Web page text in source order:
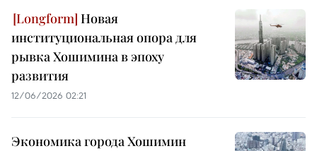
Новая
институциональная опора для
рывка Хошимина в эпоху
развития
12/06/2026 02:21
Экономика города Хошимин